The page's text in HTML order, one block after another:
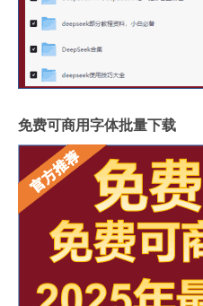
免费可商用字体批量下载